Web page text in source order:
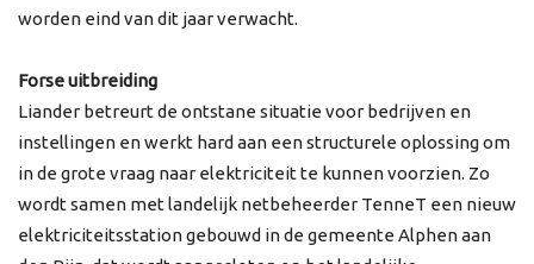
worden eind van dit jaar verwacht.
Forse uitbreiding
Liander betreurt de ontstane situatie voor bedrijven en
instellingen en werkt hard aan een structurele oplossing om
in de grote vraag naar elektriciteit te kunnen voorzien. Zo
wordt samen met landelijk netbeheerder TenneT een nieuw
elektriciteitsstation gebouwd in de gemeente Alphen aan